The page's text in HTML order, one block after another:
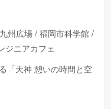
州広場 / 福岡市科学館 /
ジニアカフェ
「天神 憩いの時間と空